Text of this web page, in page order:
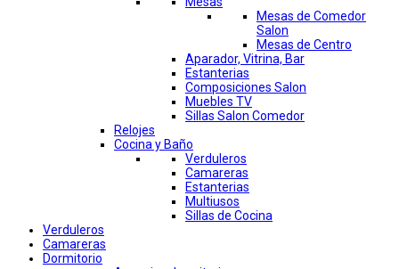
Mesas de Comedor
Salon
Mesas de Centro
Aparador, Vitrina, Bar
Estanterias
Composiciones Salon
Muebles TV
Sillas Salon Comedor
Relojes
Cocina y Baño
Verduleros
Camareras
Estanterias
Multiusos
Sillas de Cocina
Verduleros
Camareras
Dormitorio